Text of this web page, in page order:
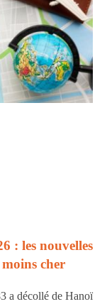
: les nouvelles
cher
a décollé de Hanoï